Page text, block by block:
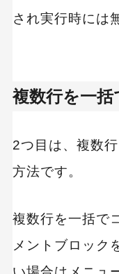
され実行時には
複数行を一
2つ目は、複数
方法です。
複数行を一括で
メントブロック